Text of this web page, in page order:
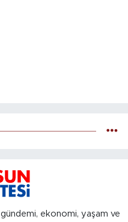
ekonomi, yaşam ve